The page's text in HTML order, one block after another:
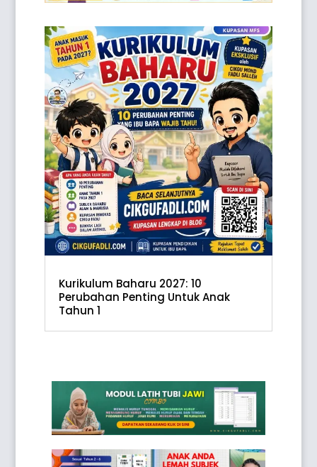
Kurikulum Baharu 2027: 10
Perubahan Penting Untuk Anak
Tahun 1